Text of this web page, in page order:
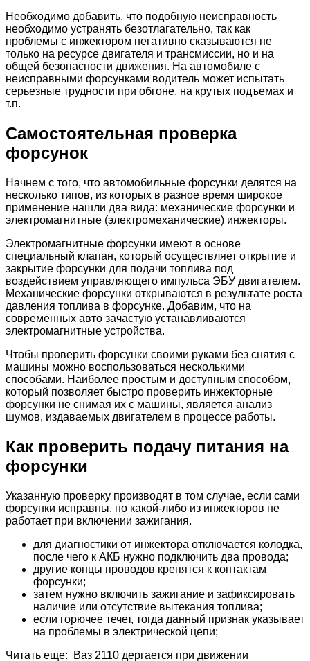
Необходимо добавить, что подобную неисправность
необходимо устранять безотлагательно, так как
проблемы с инжектором негативно сказываются не
только на ресурсе двигателя и трансмиссии, но и на
общей безопасности движения. На автомобиле с
неисправными форсунками водитель может испытать
серьезные трудности при обгоне, на крутых подъемах и
т.п.
Самостоятельная проверка
форсунок
Начнем с того, что автомобильные форсунки делятся на
несколько типов, из которых в разное время широкое
применение нашли два вида: механические форсунки и
электромагнитные (электромеханические) инжекторы.
Электромагнитные форсунки имеют в основе
специальный клапан, который осуществляет открытие и
закрытие форсунки для подачи топлива под
воздействием управляющего импульса ЭБУ двигателем.
Механические форсунки открываются в результате роста
давления топлива в форсунке. Добавим, что на
современных авто зачастую устанавливаются
электромагнитные устройства.
Чтобы проверить форсунки своими руками без снятия с
машины можно воспользоваться несколькими
способами. Наиболее простым и доступным способом,
который позволяет быстро проверить инжекторные
форсунки не снимая их с машины, является анализ
шумов, издаваемых двигателем в процессе работы.
Как проверить подачу питания на
форсунки
Указанную проверку производят в том случае, если сами
форсунки исправны, но какой-либо из инжекторов не
работает при включении зажигания.
для диагностики от инжектора отключается колодка,
после чего к АКБ нужно подключить два провода;
другие концы проводов крепятся к контактам
форсунки;
затем нужно включить зажигание и зафиксировать
наличие или отсутствие вытекания топлива;
если горючее течет, тогда данный признак указывает
на проблемы в электрической цепи;
Читать еще: Ваз 2110 дергается при движении